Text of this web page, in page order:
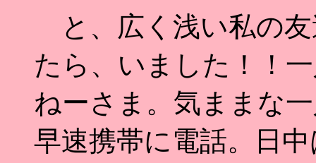
と、広く浅い私の
たら、いました！！
ねーさま。気ままな
早速携帯に電話。日